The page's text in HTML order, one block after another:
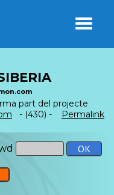
part del projecte
- (430) -
Permalink